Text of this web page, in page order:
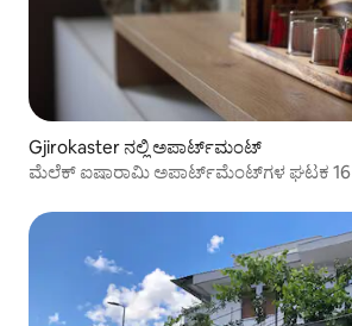
Gjirokaster ನಲ್ಲಿ ಅಪಾರ್ಟ್‌ಮಂಟ್
ಮೆಲೆಕ್ ಐಷಾರಾಮಿ ಅಪಾರ್ಟ್‌ಮೆಂಟ್‌ಗಳ ಘಟಕ 16